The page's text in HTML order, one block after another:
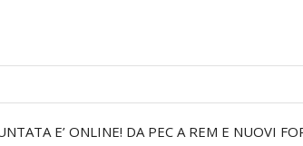
E’ ONLINE! DA PEC A REM E NUOVI